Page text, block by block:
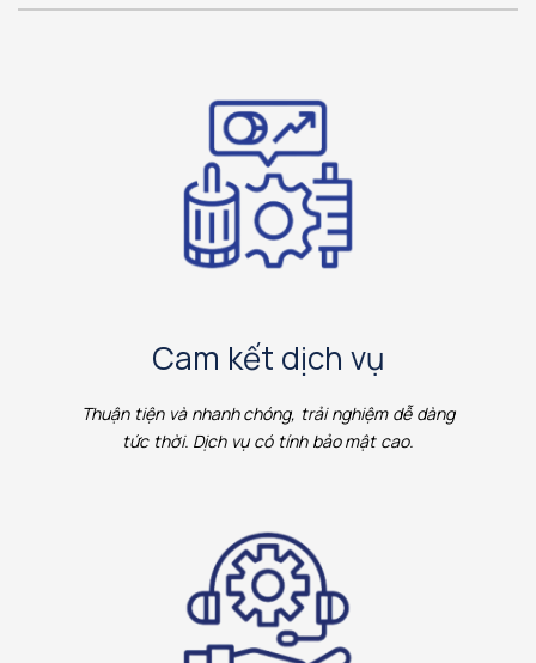
Cam kết dịch vụ
Thuận tiện và nhanh chóng, trải nghiệm dễ dàng
tức thời. Dịch vụ có tính bảo mật cao.